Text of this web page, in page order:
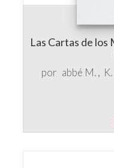
Las Cartas de los
por abbé M.